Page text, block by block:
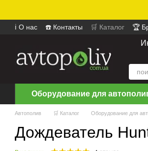
ℹ️ О нас ☎️ Контакты 🛒 Каталог 🏆
Оборудование для
Автополив 🛒 Каталог Оборудование для
Дождеватель